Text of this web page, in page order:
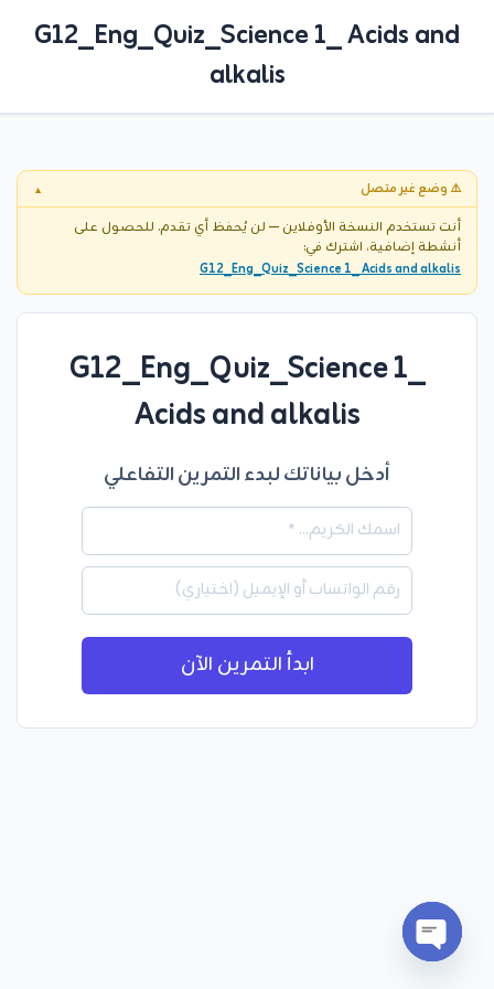
G12_Eng_Quiz_Science 1_ Acids and
alkalis
⚠️ وضع غير متصل ▼
أنت تستخدم النسخة الأوفلاين — لن يُحفظ أي تقدم. للحصول على
أنشطة إضافية، اشترك في:
G12_Eng_Quiz_Science 1_ Acids and alkalis
G12_Eng_Quiz_Science 1_
Acids and alkalis
أدخل بياناتك لبدء التمرين التفاعلي
ابدأ التمرين الآن